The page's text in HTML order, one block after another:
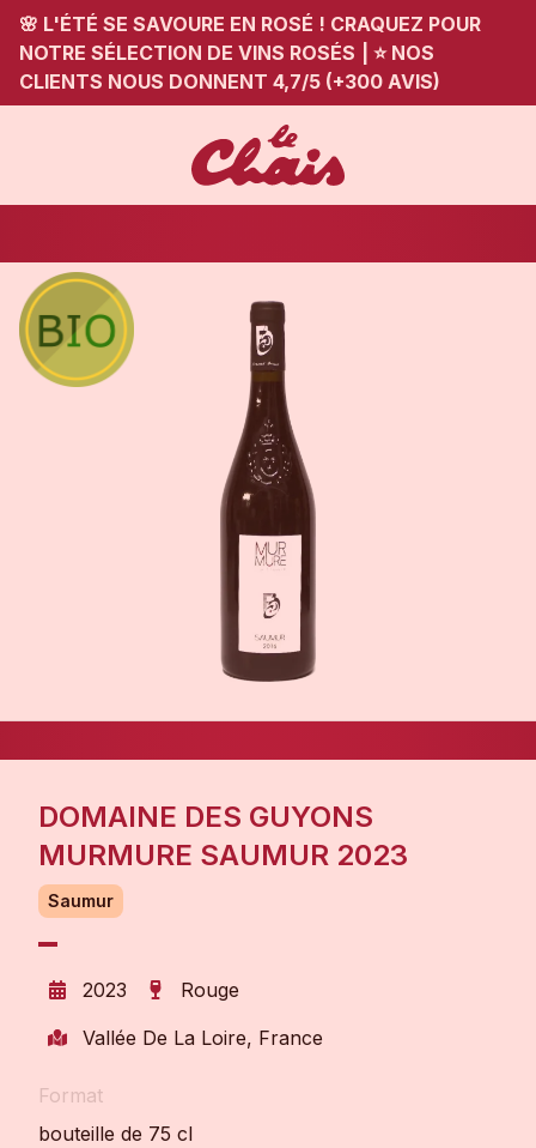
🌸 L'ÉTÉ SE SAVOURE EN ROSÉ ! CRAQUEZ POUR
NOTRE SÉLECTION DE VINS ROSÉS
⭐ NOS
CLIENTS NOUS DONNENT 4,7/5 (+300 AVIS)
DOMAINE DES GUYONS
MURMURE SAUMUR 2023
Saumur
2023
Rouge
Vallée De La Loire, France
Format
bouteille de 75 cl